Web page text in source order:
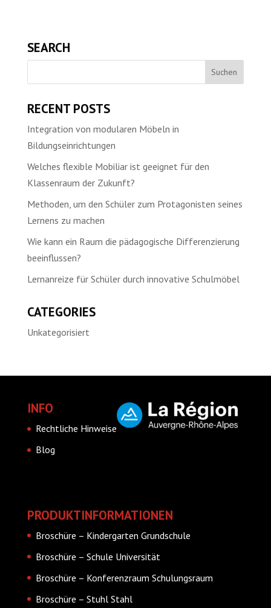
SEARCH
RECENT POSTS
Integration von modularen Möbeln in
Bildungseinrichtungen
Welches flexible Mobiliar ist geeignet für den
Klassenraum der Zukunft?
Methoden, um den Schüler zum Protagonisten seines
Lernens zu machen
Wie kann ein Raum die pädagogische Differenzierung
beeinflussen?
Lernanreize für Schüler durch innovative Schulmöbel
CATEGORIES
Unkategorisiert
INFO
Rechtliche Hinweise
Blog
PRODUKTINFORMATIONEN
Broschüre – Kindergarten Grundschule
Broschüre – Schule Universität
Broschüre – Konferenzraum Schulungsraum
Broschüre – Stuhl Stahl